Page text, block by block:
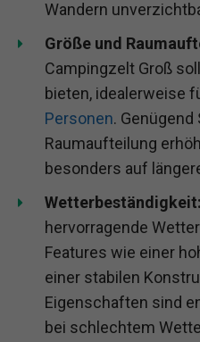
Wandern
Größe und
Campingzelt Groß
bieten, idealerweise
Personen.
Raumaufteilung
besonders auf
Wetterbeständigkeit:
hervorragende
Features wie einer
einer stabilen
Eigenschaften sind
bei schlechtem